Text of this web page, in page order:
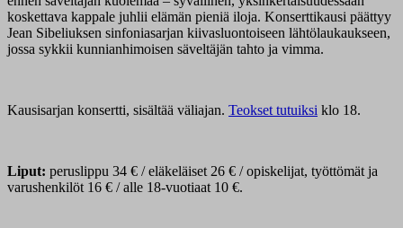
koskettava kappale juhlii elämän pieniä iloja. Konserttikausi päättyy
Jean Sibeliuksen sinfoniasarjan kiivasluontoiseen lähtölaukaukseen,
jossa sykkii kunnianhimoisen säveltäjän tahto ja vimma.
Kausisarjan konsertti, sisältää väliajan. Teokset tutuiksi klo 18.
Liput: peruslippu 34 € / eläkeläiset 26 € / opiskelijat, työttömät ja
varushenkilöt 16 € / alle 18-vuotiaat 10 €.